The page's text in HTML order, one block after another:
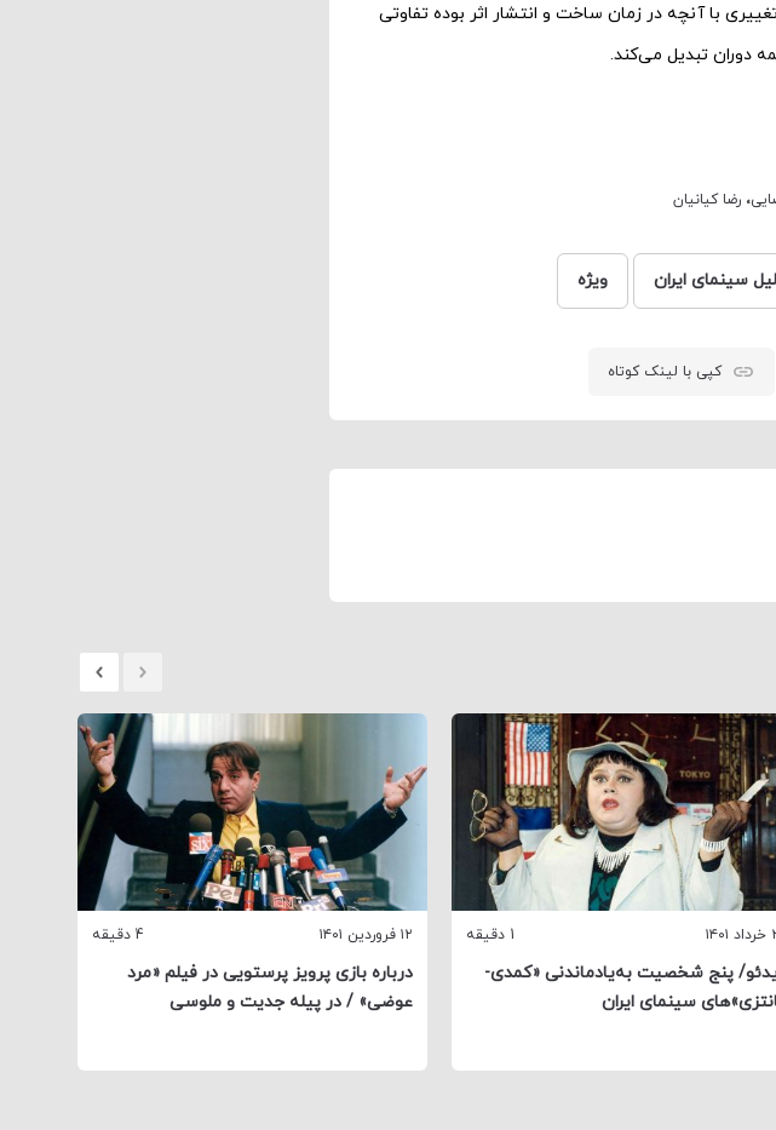
با آنچه در زمان ساخت و انتشار اثر بوده تفاوتی
دوران تبدیل می‌کند.
، رضا کیانیان
سینمای ایران ویژه
کپی با لینک کوتاه
1 دقیقه
پنج شخصیت به‌یادماندنی «کمدی-
سینمای ایران
۱۲ فروردین ۱۴۰۱ 4 دقیقه
درباره بازی پرویز پرستویی در فیلم «مرد
عوضی» / در پیله جدیت و ملوسی